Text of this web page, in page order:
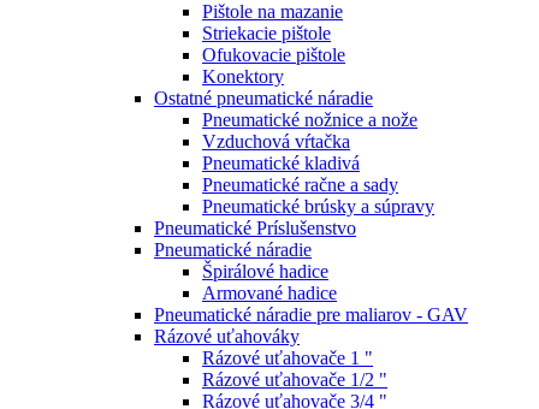
Pištole na mazanie
Striekacie pištole
Ofukovacie pištole
Konektory
Ostatné pneumatické náradie
Pneumatické nožnice a nože
Vzduchová vŕtačka
Pneumatické kladivá
Pneumatické račne a sady
Pneumatické brúsky a súpravy
Pneumatické Príslušenstvo
Pneumatické náradie
Špirálové hadice
Armované hadice
Pneumatické náradie pre maliarov - GAV
Rázové uťahováky
Rázové uťahovače 1 "
Rázové uťahovače 1/2 "
Rázové uťahovače 3/4 "